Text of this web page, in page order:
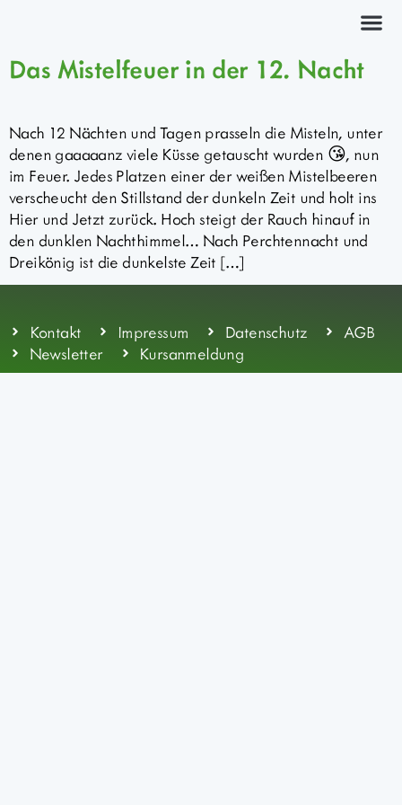
Das Mistelfeuer in der 12. Nacht
Nach 12 Nächten und Tagen prasseln die Misteln, unter
denen gaaaaanz viele Küsse getauscht wurden 😘, nun
im Feuer. Jedes Platzen einer der weißen Mistelbeeren
verscheucht den Stillstand der dunkeln Zeit und holt ins
Hier und Jetzt zurück. Hoch steigt der Rauch hinauf in
den dunklen Nachthimmel… Nach Perchtennacht und
Dreikönig ist die dunkelste Zeit […]
Kontakt Impressum Datenschutz
AGB
Newsletter
Kursanmeldung